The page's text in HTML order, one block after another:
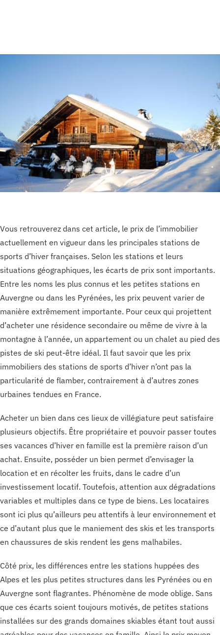
Vous retrouverez dans cet article, le prix de l’immobilier
actuellement en vigueur dans les principales stations de
sports d’hiver françaises. Selon les stations et leurs
situations géographiques, les écarts de prix sont importants.
Entre les noms les plus connus et les petites stations en
Auvergne ou dans les Pyrénées, les prix peuvent varier de
manière extrêmement importante. Pour ceux qui projettent
d’acheter une résidence secondaire ou même de vivre à la
montagne à l’année, un appartement ou un chalet au pied des
pistes de ski peut-être idéal. Il faut savoir que les prix
immobiliers des stations de sports d’hiver n’ont pas la
particularité de flamber, contrairement à d’autres zones
urbaines tendues en France.
Acheter un bien dans ces lieux de villégiature peut satisfaire
plusieurs objectifs. Être propriétaire et pouvoir passer toutes
ses vacances d’hiver en famille est la première raison d’un
achat. Ensuite, posséder un bien permet d’envisager la
location et en récolter les fruits, dans le cadre d’un
investissement locatif. Toutefois, attention aux dégradations
variables et multiples dans ce type de biens. Les locataires
sont ici plus qu’ailleurs peu attentifs à leur environnement et
ce d’autant plus que le maniement des skis et les transports
en chaussures de skis rendent les gens malhabiles.
Côté prix, les différences entre les stations huppées des
Alpes et les plus petites structures dans les Pyrénées ou en
Auvergne sont flagrantes. Phénomène de mode oblige. Sans
que ces écarts soient toujours motivés, de petites stations
installées sur des grands domaines skiables étant tout aussi